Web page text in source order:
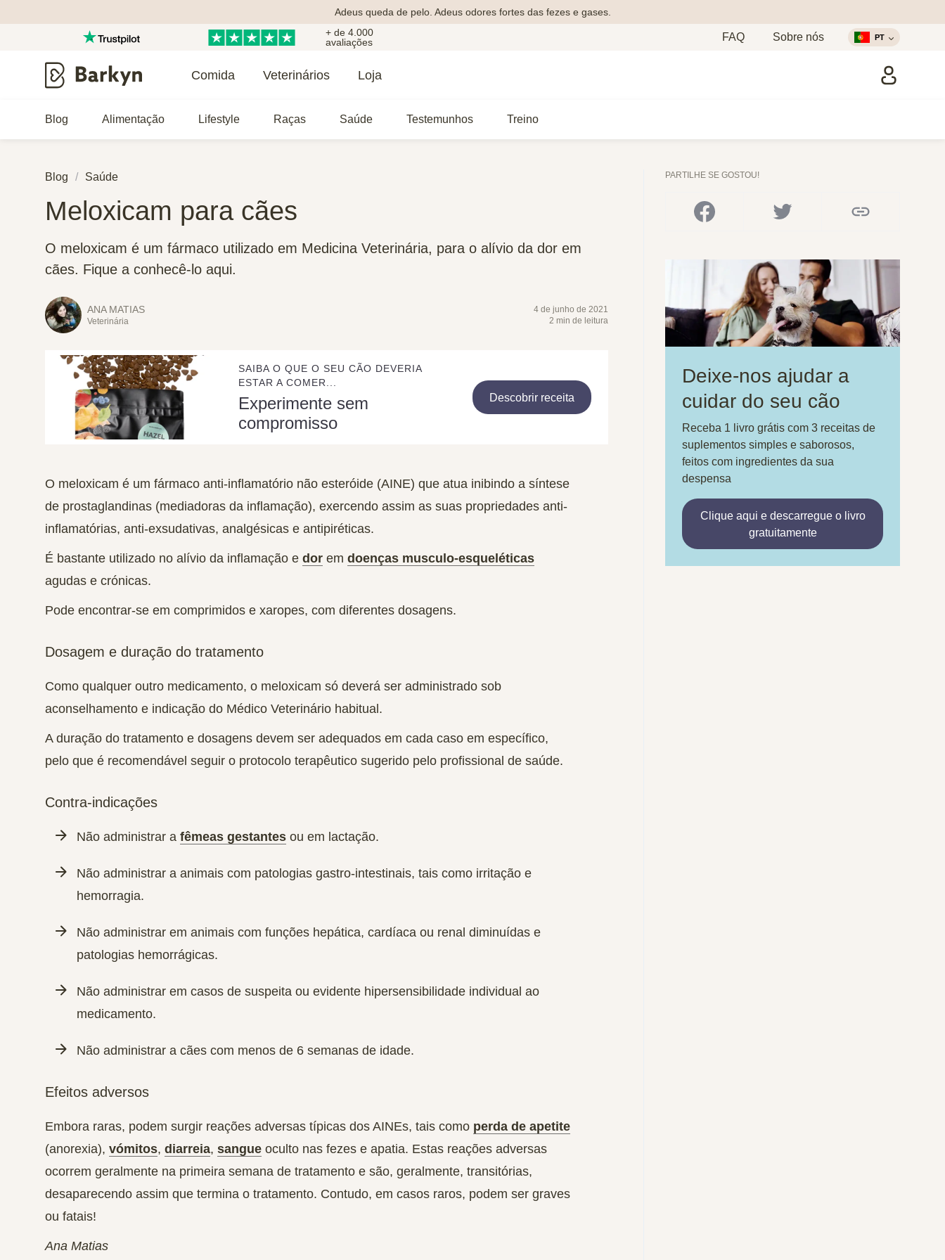
Adeus queda de pelo. Adeus odores fortes das fezes e gases.
+ de 4.000
avaliações
FAQ Sobre nós PT
Comida Veterinários Loja
Blog Alimentação Lifestyle Raças Saúde Testemunhos Treino
Blog Saúde
Meloxicam para cães
O meloxicam é um fármaco utilizado em Medicina Veterinária, para o alívio da dor em
cães. Fique a conhecê-lo aqui.
ANA MATIAS
Veterinária
4 de junho de 2021
2 min de leitura
SAIBA O QUE O SEU CÃO DEVERIA
ESTAR A COMER...
Experimente sem
compromisso
Descobrir receita
O meloxicam é um fármaco anti-inflamatório não esteróide (AINE) que atua inibindo a síntese
de prostaglandinas (mediadoras da inflamação), exercendo assim as suas propriedades anti-
inflamatórias, anti-exsudativas, analgésicas e antipiréticas.
É bastante utilizado no alívio da inflamação e dor em doenças musculo-esqueléticas
agudas e crónicas.
Pode encontrar-se em comprimidos e xaropes, com diferentes dosagens.
Dosagem e duração do tratamento
Como qualquer outro medicamento, o meloxicam só deverá ser administrado sob
aconselhamento e indicação do Médico Veterinário habitual.
A duração do tratamento e dosagens devem ser adequados em cada caso em específico,
pelo que é recomendável seguir o protocolo terapêutico sugerido pelo profissional de saúde.
Contra-indicações
Não administrar a fêmeas gestantes ou em lactação.
Não administrar a animais com patologias gastro-intestinais, tais como irritação e
hemorragia.
Não administrar em animais com funções hepática, cardíaca ou renal diminuídas e
patologias hemorrágicas.
Não administrar em casos de suspeita ou evidente hipersensibilidade individual ao
medicamento.
Não administrar a cães com menos de 6 semanas de idade.
Efeitos adversos
Embora raras, podem surgir reações adversas típicas dos AINEs, tais como perda de apetite
(anorexia), vómitos, diarreia, sangue oculto nas fezes e apatia. Estas reações adversas
ocorrem geralmente na primeira semana de tratamento e são, geralmente, transitórias,
desaparecendo assim que termina o tratamento. Contudo, em casos raros, podem ser graves
ou fatais!
Ana Matias
PARTILHE SE GOSTOU!
Deixe-nos ajudar a
cuidar do seu cão
Receba 1 livro grátis com 3 receitas de
suplementos simples e saborosos,
feitos com ingredientes da sua
despensa
Clique aqui e descarregue o livro
gratuitamente